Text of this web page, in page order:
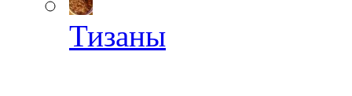
Тизаны